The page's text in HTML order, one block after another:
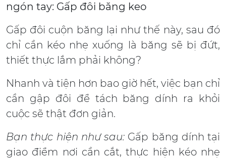
ngón tay: Gấp đôi băng keo
Gấp đôi cuộn băng lại như thế này, sau đó
chỉ cần kéo nhẹ xuống là băng sẽ bị đứt,
thiết thực lắm phải không?
Nhanh và tiện hơn bao giờ hết, việc bạn chỉ
cần gập đôi để tách băng dính ra khỏi
cuộc sẽ thật đơn giản.
Bạn thực hiện như sau: Gấp băng dính tại
giao điểm nơi cần cắt, thực hiện kéo nhẹ